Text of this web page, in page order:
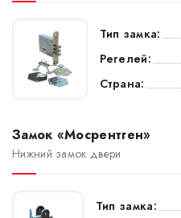
Тип замка:
Регелей:
Страна:
Замок «Мосрентген»
Нижний замок двери
Тип замка: